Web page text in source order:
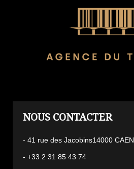
L'AGENCE
- 41 rue des Jacobins14000 CAEN
- +33 2 31 85 43 74